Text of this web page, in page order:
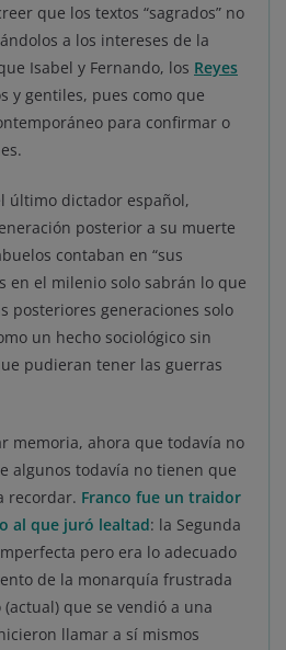
que los textos “sagrados” no
a los intereses de la
Isabel y Fernando, los Reyes
y gentiles, pues como que
para confirmar o
último dictador español,
posterior a su muerte
contaban en “sus
en el milenio solo sabrán lo que
posteriores generaciones solo
un hecho sociológico sin
pudieran tener las guerras
memoria, ahora que todavía no
algunos todavía no tienen que
recordar. Franco fue un traidor
al que juró lealtad: la Segunda
pero era lo adecuado
de la monarquía frustrada
que se vendió a una
llamar a sí mismos